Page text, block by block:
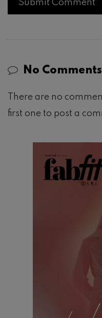
No Comments
There are no
first one to post a